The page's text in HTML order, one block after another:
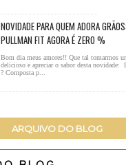
NOVIDADE PARA QUEM ADORA
PULLMAN FIT AGORA É ZERO %
Bom dia meus amores!! Que tal tomarmos
delicioso e apreciar o sabor desta novidade:
? Composta p...
ARQUIVO DO BLOG